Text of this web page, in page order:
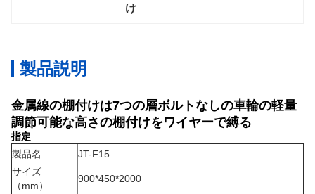
け
製品説明
金属線の棚付けは7つの層ボルトなしの車輪の軽量
調節可能な高さの棚付けをワイヤーで縛る
指定
製品名
JT-F15
サイズ
（mm）
900*450*2000